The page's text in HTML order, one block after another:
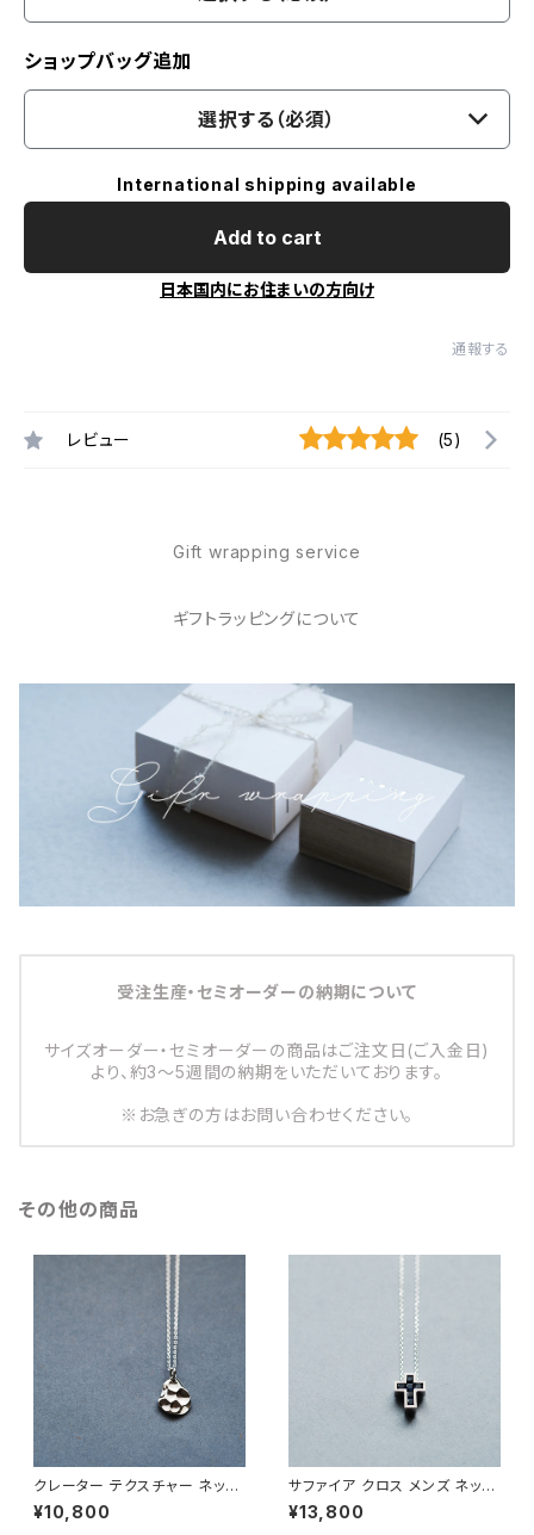
ショップバッグ追加
選択する（必須）
International shipping available
Add to cart
日本国内にお住まいの方向け
通報する
レビュー (5)
Gift wrapping service
ギフトラッピングについて
受注生産・セミオーダーの納期について
サイズオーダー・セミオーダーの商品はご注文日(ご入金日)
より、約3～5週間の納期をいただいております。
※お急ぎの方はお問い合わせください。
その他の商品
クレーター テクスチャー ネック
レス シルバー925 メンズ ユニ
セックス
¥10,800
サファイア クロス メンズ ネック
レス シルバー925
¥13,800